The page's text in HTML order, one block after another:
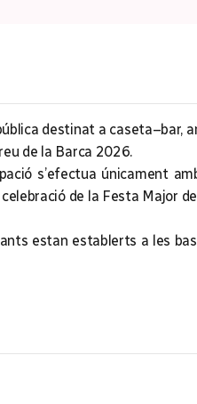
destinat a caseta–bar,
de la Barca 2026.
s’efectua únicament
de la Festa Major
estan establerts a les